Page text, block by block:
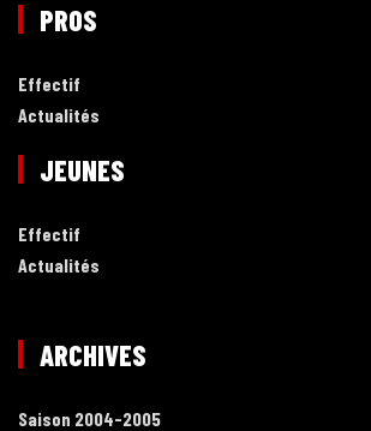
PROS
Effectif
Actualités
JEUNES
Effectif
Actualités
ARCHIVES
Saison 2004-2005